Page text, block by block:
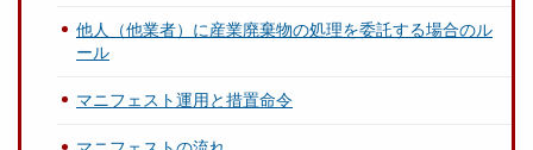
他人（他業者）に産業廃棄物の処理を委託する場合のル
ール
マニフェスト運用と措置命令